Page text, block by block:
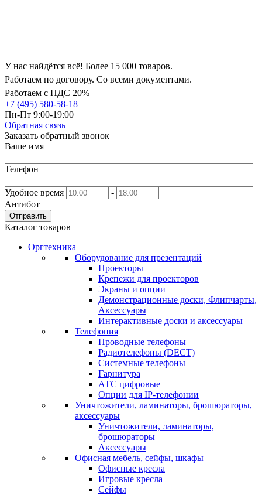
У нас найдётся всё! Более 15 000 товаров.
Работаем по договору. Со всеми документами.
Работаем с НДС 20%
+7 (495) 580-58-18
Пн-Пт 9:00-19:00
Обратная связь
Заказать обратный звонок
Ваше имя
Телефон
Удобное время
-
Антибот
Отправить
Каталог товаров
Оргтехника
Оборудование для презентаций
Проекторы
Крепежи для проекторов
Экраны и опции
Демонстрационные доски, Флипчарты,
Аксессуары
Интерактивные доски и аксессуары
Телефония
Проводные телефоны
Радиотелефоны (DECT)
Системные телефоны
Гарнитура
АТС цифровые
Опции для IP-телефонии
Уничтожители, ламинаторы, брошюраторы,
аксессуары
Уничтожители, ламинаторы,
брошюраторы
Аксессуары
Офисная мебель, сейфы, шкафы
Офисные кресла
Игровые кресла
Сейфы